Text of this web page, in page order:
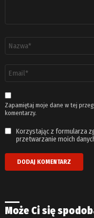
email
*
Zapamiętaj moje dane w tej
komentarzy.
Korzystając z formularza
przetwarzanie moich
Może Ci się